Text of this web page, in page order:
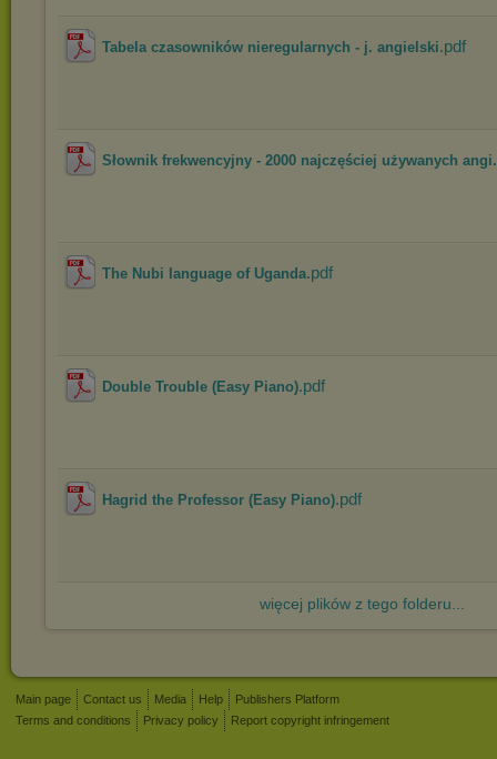
Tabela czasowników nieregularnych - j. angielski.pdf
Słownik frekwencyjny - 2000 najczęściej używanych
The Nubi language of Uganda.pdf
Double Trouble (Easy Piano).pdf
Hagrid the Professor (Easy Piano).pdf
więcej plików z tego folderu...
Main page Contact us Media Help
Publishers Platform
Terms and conditions
Privacy policy Report copyright infringement